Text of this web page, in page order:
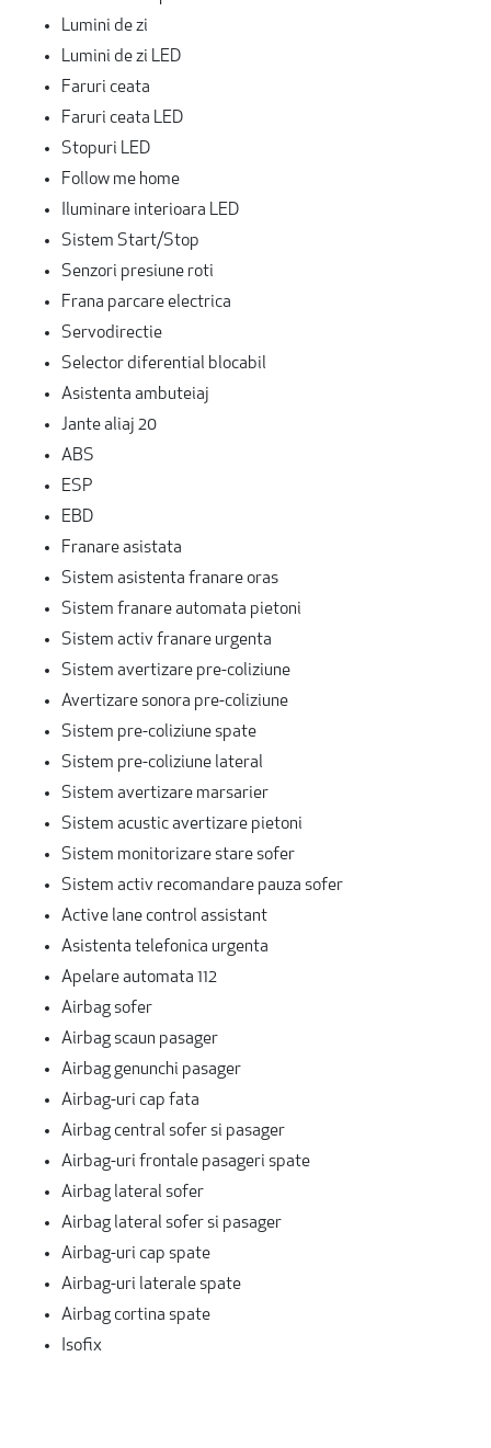
Lumini de zi
Lumini de zi LED
Faruri ceata
Faruri ceata LED
Stopuri LED
Follow me home
Iluminare interioara LED
Sistem Start/Stop
Senzori presiune roti
Frana parcare electrica
Servodirectie
Selector diferential blocabil
Asistenta ambuteiaj
Jante aliaj 20
ABS
ESP
EBD
Franare asistata
Sistem asistenta franare oras
Sistem franare automata pietoni
Sistem activ franare urgenta
Sistem avertizare pre-coliziune
Avertizare sonora pre-coliziune
Sistem pre-coliziune spate
Sistem pre-coliziune lateral
Sistem avertizare marsarier
Sistem acustic avertizare pietoni
Sistem monitorizare stare sofer
Sistem activ recomandare pauza sofer
Active lane control assistant
Asistenta telefonica urgenta
Apelare automata 112
Airbag sofer
Airbag scaun pasager
Airbag genunchi pasager
Airbag-uri cap fata
Airbag central sofer si pasager
Airbag-uri frontale pasageri spate
Airbag lateral sofer
Airbag lateral sofer si pasager
Airbag-uri cap spate
Airbag-uri laterale spate
Airbag cortina spate
Isofix